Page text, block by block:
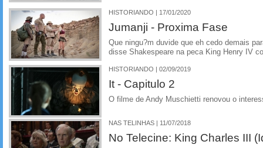
HISTORIANDO | 17/01/2020
Jumanji - Proxima Fase
Que ningu?m duvide que eh cedo demais
disse Shakespeare na peca King Henry IV
HISTORIANDO | 02/09/2019
It - Capitulo 2
O filme de Andy Muschietti renovou o
NAS TELINHAS | 11/07/2018
No Telecine: King Charles III